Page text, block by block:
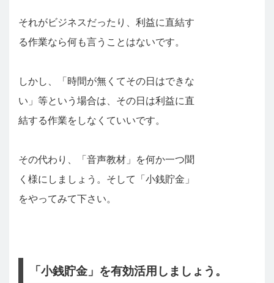
それがビジネスだったり、利益に直結す
る作業なら何も言うことはないです。
しかし、「時間が無くてその日はできな
い」等という場合は、その日は利益に直
結する作業をしなくていいです。
その代わり、「音声教材」を何か一つ聞
く様にしましょう。そして「小銭貯金」
をやってみて下さい。
「小銭貯金」を有効活用しましょう。